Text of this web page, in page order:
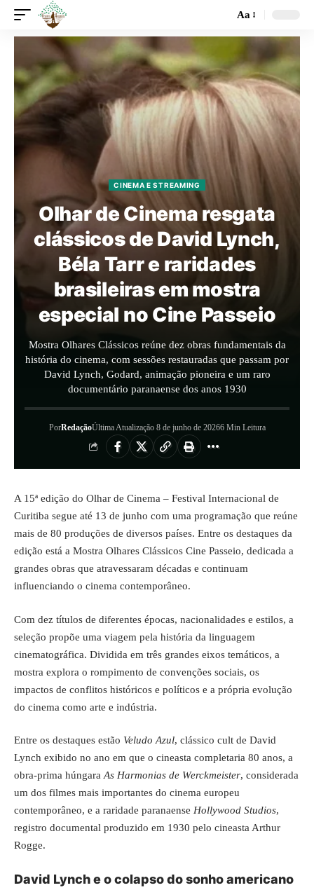
Aa
CINEMA E STREAMING
Olhar de Cinema resgata
clássicos de David Lynch,
Béla Tarr e raridades
brasileiras em mostra
especial no Cine Passeio
Mostra Olhares Clássicos reúne dez obras fundamentais da
história do cinema, com sessões restauradas que passam por
David Lynch, Godard, animação pioneira e um raro
documentário paranaense dos anos 1930
PorRedaçãoÚltima Atualização 8 de junho de 20266 Min Leitura
A 15ª edição do Olhar de Cinema – Festival Internacional de
Curitiba segue até 13 de junho com uma programação que reúne
mais de 80 produções de diversos países. Entre os destaques da
edição está a Mostra Olhares Clássicos Cine Passeio, dedicada a
grandes obras que atravessaram décadas e continuam
influenciando o cinema contemporâneo.
Com dez títulos de diferentes épocas, nacionalidades e estilos, a
seleção propõe uma viagem pela história da linguagem
cinematográfica. Dividida em três grandes eixos temáticos, a
mostra explora o rompimento de convenções sociais, os
impactos de conflitos históricos e políticos e a própria evolução
do cinema como arte e indústria.
Entre os destaques estão Veludo Azul, clássico cult de David
Lynch exibido no ano em que o cineasta completaria 80 anos, a
obra-prima húngara As Harmonias de Werckmeister, considerada
um dos filmes mais importantes do cinema europeu
contemporâneo, e a raridade paranaense Hollywood Studios,
registro documental produzido em 1930 pelo cineasta Arthur
Rogge.
David Lynch e o colapso do sonho americano